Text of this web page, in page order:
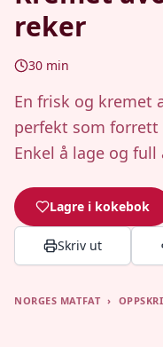
reker
30 min
En frisk og kremet
perfekt som
Enkel å lage og full
Lagre i kokebok
Skriv ut
NORGES MATFAT ›